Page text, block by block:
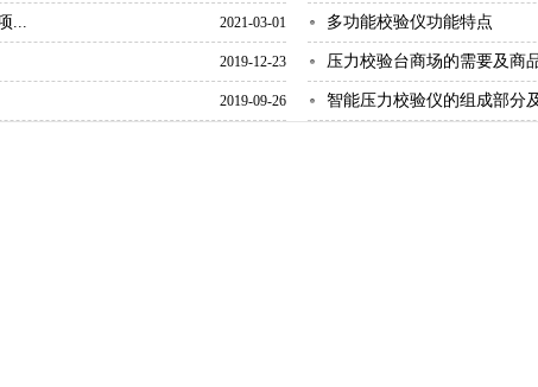
2021-03-01
... 多功能校验仪功能特点
2019-12-23 压力校验台商场的需要及商
2019-09-26 智能压力校验仪的组成部分